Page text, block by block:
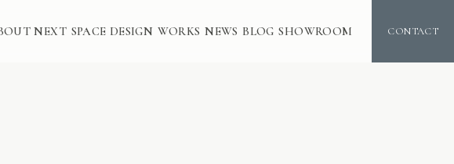
NEXT SPACE DESIGN WORKS NEWS BLOG SHOWROOM CONTACT